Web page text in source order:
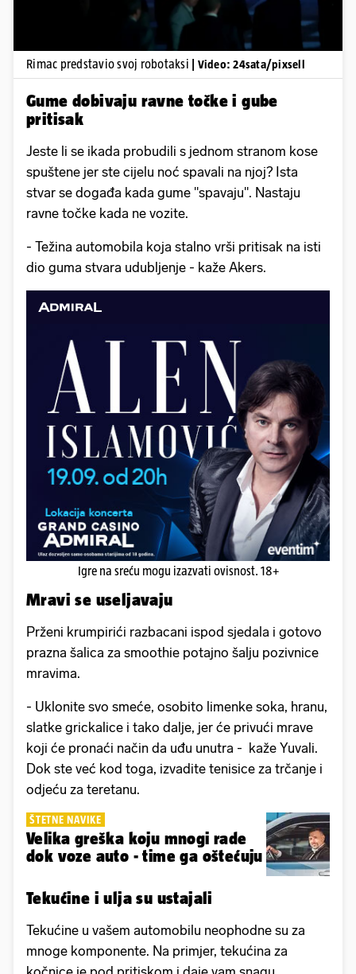
Rimac predstavio svoj robotaksi | Video: 24sata/pixsell
Gume dobivaju ravne točke i gube
pritisak
Jeste li se ikada probudili s jednom stranom kose
spuštene jer ste cijelu noć spavali na njoj? Ista
stvar se događa kada gume "spavaju". Nastaju
ravne točke kada ne vozite.
- Težina automobila koja stalno vrši pritisak na isti
dio guma stvara udubljenje - kaže Akers.
Igre na sreću mogu izazvati ovisnost. 18+
Mravi se useljavaju
Prženi krumpirići razbacani ispod sjedala i gotovo
prazna šalica za smoothie potajno šalju pozivnice
mravima.
- Uklonite svo smeće, osobito limenke soka, hranu,
slatke grickalice i tako dalje, jer će privući mrave
koji će pronaći način da uđu unutra - kaže Yuvali.
Dok ste već kod toga, izvadite tenisice za trčanje i
odjeću za teretanu.
ŠTETNE NAVIKE
Velika greška koju mnogi rade
dok voze auto - time ga oštećuju
Tekućine i ulja su ustajali
Tekućine u vašem automobilu neophodne su za
mnoge komponente. Na primjer, tekućina za